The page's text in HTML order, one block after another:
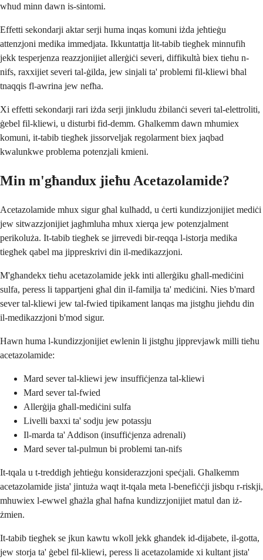
wħud minn dawn is-sintomi.
Effetti sekondarji aktar serji huma inqas komuni iżda jeħtieġu
attenzjoni medika immedjata. Ikkuntattja lit-tabib tiegħek minnufih
jekk tesperjenza reazzjonijiet allerġiċi severi, diffikultà biex tieħu n-
nifs, raxxijiet severi tal-ġilda, jew sinjali ta' problemi fil-kliewi bħal
tnaqqis fl-awrina jew nefħa.
Xi effetti sekondarji rari iżda serji jinkludu żbilanċi severi tal-elettroliti,
ġebel fil-kliewi, u disturbi fid-demm. Għalkemm dawn mhumiex
komuni, it-tabib tiegħek jissorveljak regolarment biex jaqbad
kwalunkwe problema potenzjali kmieni.
Min m'għandux jieħu Acetazolamide?
Acetazolamide mhux sigur għal kulħadd, u ċerti kundizzjonijiet mediċi
jew sitwazzjonijiet jagħmluha mhux xierqa jew potenzjalment
perikoluża. It-tabib tiegħek se jirrevedi bir-reqqa l-istorja medika
tiegħek qabel ma jippreskrivi din il-medikazzjoni.
M'għandekx tieħu acetazolamide jekk inti allerġiku għall-mediċini
sulfa, peress li tappartjeni għal din il-familja ta' mediċini. Nies b'mard
sever tal-kliewi jew tal-fwied tipikament lanqas ma jistgħu jieħdu din
il-medikazzjoni b'mod sigur.
Hawn huma l-kundizzjonijiet ewlenin li jistgħu jipprevjawk milli tieħu
acetazolamide:
Mard sever tal-kliewi jew insuffiċjenza tal-kliewi
Mard sever tal-fwied
Allerġija għall-mediċini sulfa
Livelli baxxi ta' sodju jew potassju
Il-marda ta' Addison (insuffiċjenza adrenali)
Mard sever tal-pulmun bi problemi tan-nifs
It-tqala u t-treddigħ jeħtieġu konsiderazzjoni speċjali. Għalkemm
acetazolamide jista' jintuża waqt it-tqala meta l-benefiċċji jisbqu r-riskji,
mhuwiex l-ewwel għażla għal ħafna kundizzjonijiet matul dan iż-
żmien.
It-tabib tiegħek se jkun kawtu wkoll jekk għandek id-dijabete, il-gotta,
jew storja ta' ġebel fil-kliewi, peress li acetazolamide xi kultant jista'